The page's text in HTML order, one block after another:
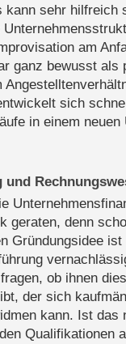
kann sehr
am
ganz bewusst
sich
in einem
geraten, denn
Gründungsidee
ob ihnen
der sich
kann. Ist
Qualifikationen